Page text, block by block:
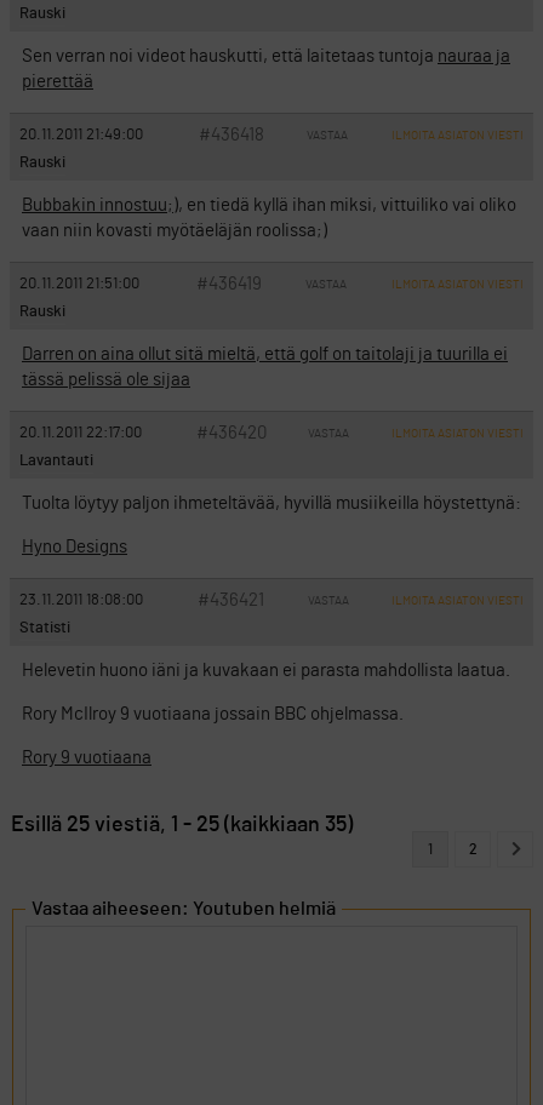
Rauski
Sen verran noi videot hauskutti, että laitetaas tuntoja nauraa ja
pierettää
20.11.2011 21:49:00 #436418 VASTAA ILMOITA ASIATON VIESTI
Rauski
Bubbakin innostuu;), en tiedä kyllä ihan miksi, vittuiliko vai oliko
vaan niin kovasti myötäeläjän roolissa;)
20.11.2011 21:51:00 #436419 VASTAA ILMOITA ASIATON VIESTI
Rauski
Darren on aina ollut sitä mieltä, että golf on taitolaji ja tuurilla ei
tässä pelissä ole sijaa
20.11.2011 22:17:00 #436420 VASTAA ILMOITA ASIATON VIESTI
Lavantauti
Tuolta löytyy paljon ihmeteltävää, hyvillä musiikeilla höystettynä:
Hyno Designs
23.11.2011 18:08:00 #436421 VASTAA ILMOITA ASIATON VIESTI
Statisti
Helevetin huono iäni ja kuvakaan ei parasta mahdollista laatua.
Rory McIlroy 9 vuotiaana jossain BBC ohjelmassa.
Rory 9 vuotiaana
Esillä 25 viestiä, 1 - 25 (kaikkiaan 35)
1 2
Vastaa aiheeseen: Youtuben helmiä